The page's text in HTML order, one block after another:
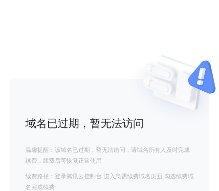
域名已过期，暂无法访问
温馨提醒：该域名已过期，暂无法访问，请域名所有人及时完成
续费，续费后可恢复正常使用
续费路径：登录腾讯云控制台-进入急需续费域名页面-勾选续费域
名完成续费